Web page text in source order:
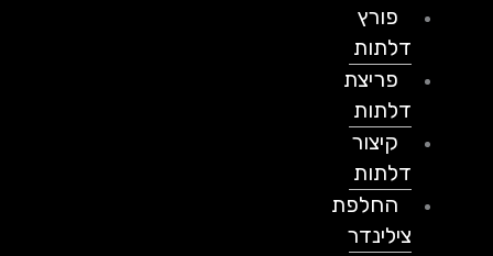
פורץ
דלתות
פריצת
דלתות
קיצור
דלתות
החלפת
צילינדר